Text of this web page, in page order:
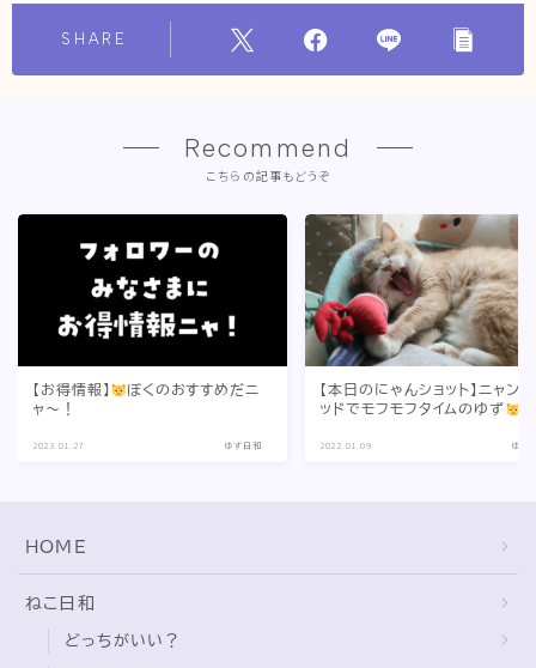
SHARE
Recommend
こちらの記事もどうぞ
【お得情報】
ぼくのおすすめだニ
ャ〜！
2023.01.27 ゆず日和
【本日のにゃんショット】ニャン
ッドでモフモフタイムのゆず
2022.01.09 ゆず
HOME
ねこ日和
どっちがいい？